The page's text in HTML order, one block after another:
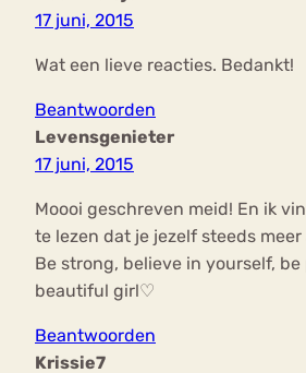
17 juni, 2015
Wat een lieve reacties. Bedankt!
Beantwoorden
Levensgenieter
17 juni, 2015
Moooi geschreven meid! En ik
te lezen dat je jezelf steeds
Be strong, believe in yourself,
beautiful girl♡
Beantwoorden
Krissie7